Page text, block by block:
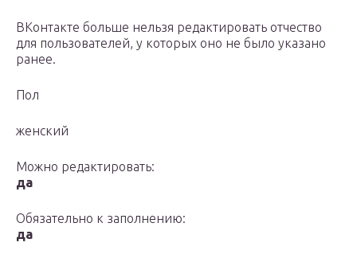
ВКонтакте больше нельзя редактировать отчество
для пользователей, у которых оно не было указано
ранее.
Пол
женский
Можно редактировать:
да
Обязательно к заполнению:
да